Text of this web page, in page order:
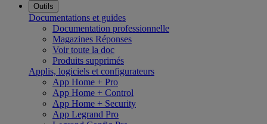
Outils
Documentations et guides
Documentation professionnelle
Magazines Réponses
Voir toute la doc
Produits supprimés
Applis, logiciels et configurateurs
App Home + Pro
App Home + Control
App Home + Security
App Legrand Pro